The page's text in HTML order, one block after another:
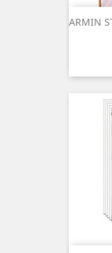
ARMIN